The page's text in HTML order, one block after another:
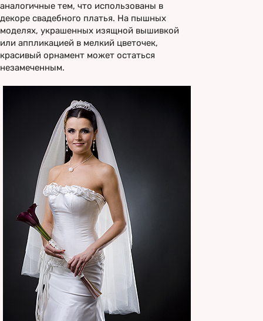
аналогичные тем, что использованы в
декоре свадебного платья. На пышных
моделях, украшенных изящной вышивкой
или аппликацией в мелкий цветочек,
красивый орнамент может остаться
незамеченным.